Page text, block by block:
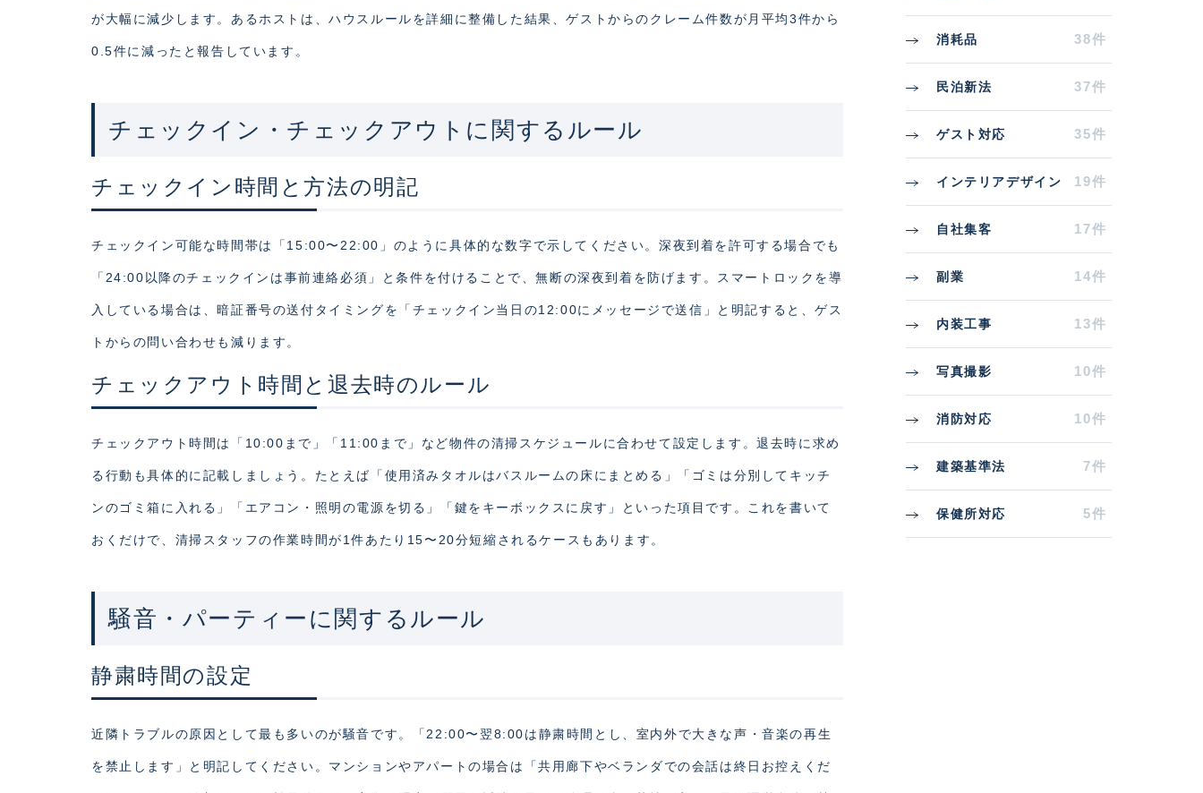
が大幅に減少します。あるホストは、ハウスルールを詳細に整備した結果、ゲストからのクレーム件数が月平均3件から
0.5件に減ったと報告しています。
チェックイン・チェックアウトに関するルール
チェックイン時間と方法の明記
チェックイン可能な時間帯は「15:00〜22:00」のように具体的な数字で示してください。深夜到着を許可する場合でも
「24:00以降のチェックインは事前連絡必須」と条件を付けることで、無断の深夜到着を防げます。スマートロックを導
入している場合は、暗証番号の送付タイミングを「チェックイン当日の12:00にメッセージで送信」と明記すると、ゲス
トからの問い合わせも減ります。
チェックアウト時間と退去時のルール
チェックアウト時間は「10:00まで」「11:00まで」など物件の清掃スケジュールに合わせて設定します。退去時に求め
る行動も具体的に記載しましょう。たとえば「使用済みタオルはバスルームの床にまとめる」「ゴミは分別してキッチ
ンのゴミ箱に入れる」「エアコン・照明の電源を切る」「鍵をキーボックスに戻す」といった項目です。これを書いて
おくだけで、清掃スタッフの作業時間が1件あたり15〜20分短縮されるケースもあります。
騒音・パーティーに関するルール
静粛時間の設定
近隣トラブルの原因として最も多いのが騒音です。「22:00〜翌8:00は静粛時間とし、室内外で大きな声・音楽の再生
を禁止します」と明記してください。マンションやアパートの場合は「共用廊下やベランダでの会話は終日お控えくだ
消耗品 38件
民泊新法 37件
ゲスト対応 35件
インテリアデザイン 19件
自社集客 17件
副業 14件
内装工事 13件
写真撮影 10件
消防対応 10件
建築基準法 7件
保健所対応 5件